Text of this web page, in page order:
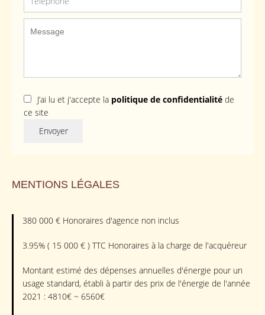
J’ai lu et j'accepte la politique de confidentialité de
ce site
Envoyer
MENTIONS LÉGALES
380 000 € Honoraires d'agence non inclus
3.95% ( 15 000 € ) TTC Honoraires à la charge de l'acquéreur
Montant estimé des dépenses annuelles d'énergie pour un
usage standard, établi à partir des prix de l'énergie de l'année
2021 : 4810€ ~ 6560€